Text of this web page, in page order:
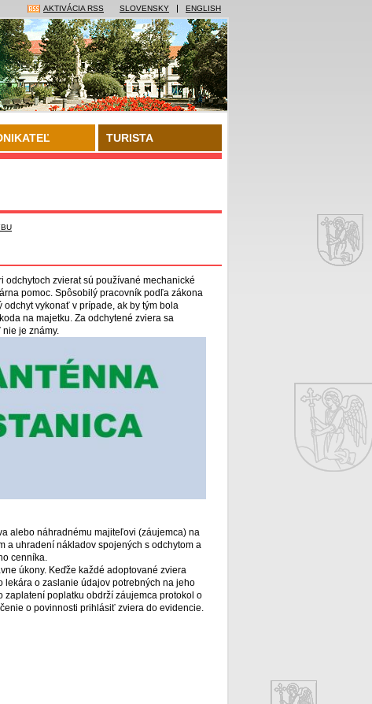
SLOVENSKY ENGLISH
AKTIVÁCIA RSS
TURISTA
odchytoch zvierat sú používané mechanické
pomoc. Spôsobilý pracovník podľa zákona
vykonať v prípade, ak by tým bola
na majetku. Za odchytené zviera sa
je známy.
alebo náhradnému majiteľovi (záujemca) na
a uhradení nákladov spojených s odchytom a
cenníka.
úkony. Keďže každé adoptované zviera
o zaslanie údajov potrebných na jeho
zaplatení poplatku obdrží záujemca protokol o
o povinnosti prihlásiť zviera do evidencie.